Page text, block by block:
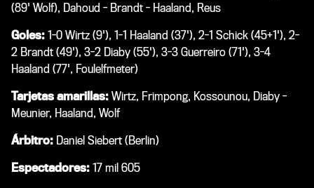
(89' Wolf), Dahoud - Brandt - Haaland, Reus
Goles: 1-0 Wirtz (9'), 1-1 Haaland (37'), 2-1 Schick (45+1'), 2-
2 Brandt (49'), 3-2 Diaby (55'), 3-3 Guerreiro (71'), 3-4
Haaland (77', Foulelfmeter)
Tarjetas amarillas: Wirtz, Frimpong, Kossounou, Diaby -
Meunier, Haaland, Wolf
Árbitro: Daniel Siebert (Berlin)
Espectadores: 17 mil 605